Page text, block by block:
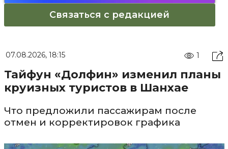
Связаться с редакцией
07.08.2026, 18:15 1
Тайфун «Долфин» изменил планы
круизных туристов в Шанхае
Что предложили пассажирам после
отмен и корректировок графика